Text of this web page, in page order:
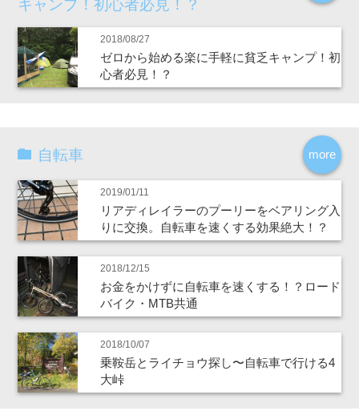
キャンプ！初心者必見！？
2018/08/27
ゼロから始める楽に手軽に貧乏キャンプ！初
心者必見！？
more
自転車
2019/01/11
リアディレイラーのプーリーをベアリング入
りに交換。自転車を速くする効果絶大！？
2018/12/15
お金をかけずに自転車を速くする！？ロード
バイク・MTB共通
2018/10/07
乗鞍岳とライチョウ探し〜自転車で行ける4
大峠